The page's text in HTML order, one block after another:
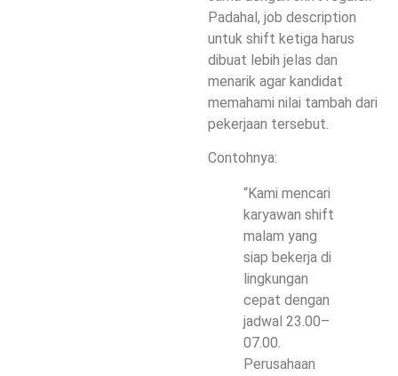
Padahal, job description
untuk shift ketiga harus
dibuat lebih jelas dan
menarik agar kandidat
memahami nilai tambah dari
pekerjaan tersebut.
Contohnya:
“Kami mencari
karyawan shift
malam yang
siap bekerja di
lingkungan
cepat dengan
jadwal 23.00–
07.00.
Perusahaan